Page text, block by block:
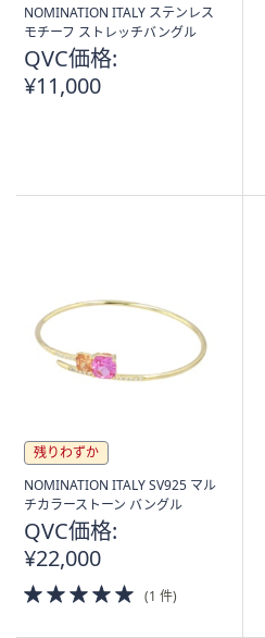
NOMINATION ITALY ステンレス
モチーフ ストレッチバングル
QVC価格:
¥11,000
残りわずか
NOMINATION ITALY SV925 マル
チカラーストーン バングル
QVC価格:
¥22,000
5.0
of
(1 件)